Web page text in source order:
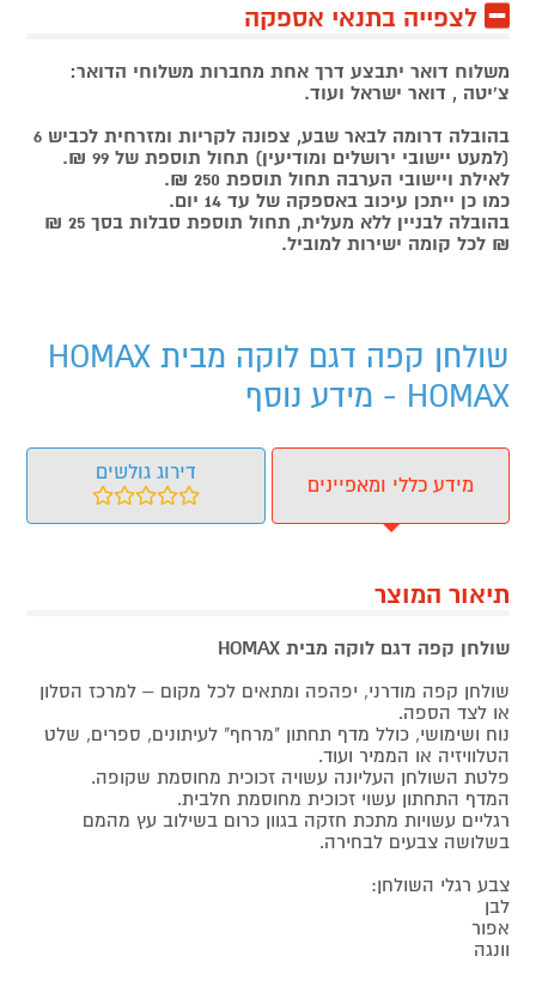
לצפייה בתנאי אספקה
משלוח דואר יתבצע דרך אחת מחברות משלוחי הדואר:
צ'יטה , דואר ישראל ועוד.
בהובלה דרומה לבאר שבע, צפונה לקריות ומזרחית לכביש 6
(למעט יישובי ירושלים ומודיעין) תחול תוספת של 99 ₪.
לאילת ויישובי הערבה תחול תוספת 250 ₪.
כמו כן ייתכן עיכוב באספקה של עד 14 יום.
בהובלה לבניין ללא מעלית, תחול תוספת סבלות בסך 25 ₪
₪ לכל קומה ישירות למוביל.
שולחן קפה דגם לוקה מבית HOMAX
HOMAX - מידע נוסף
מידע כללי ומאפיינים
דירוג גולשים
תיאור המוצר
שולחן קפה דגם לוקה מבית HOMAX
שולחן קפה מודרני, יפהפה ומתאים לכל מקום – למרכז הסלון
או לצד הספה.
נוח ושימושי, כולל מדף תחתון "מרחף" לעיתונים, ספרים, שלט
הטלוויזיה או הממיר ועוד.
פלטת השולחן העליונה עשויה זכוכית מחוסמת שקופה.
המדף התחתון עשוי זכוכית מחוסמת חלבית.
רגליים עשויות מתכת חזקה בגוון כרום בשילוב עץ מהמם
בשלושה צבעים לבחירה.
צבע רגלי השולחן:
לבן
אפור
וונגה